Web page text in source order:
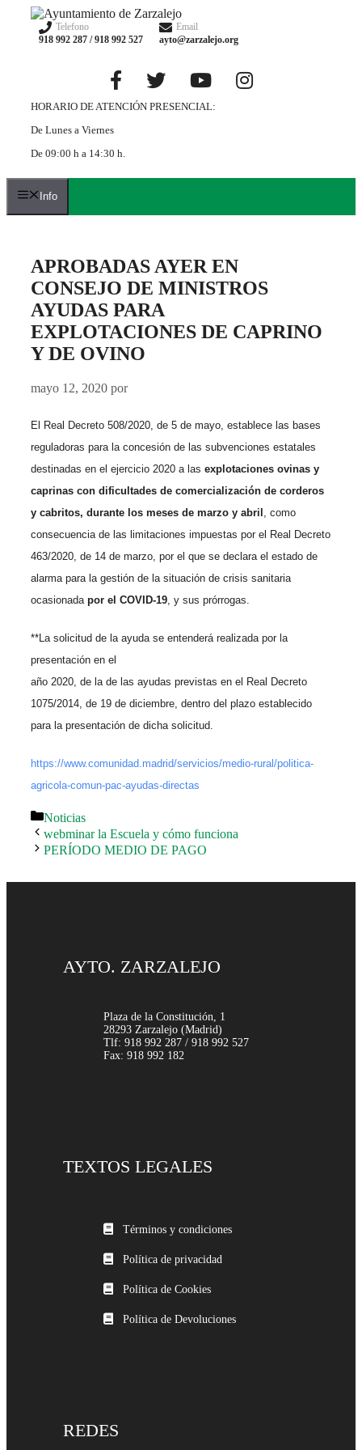
Saltar
contenido
Telefono
918 992 287 / 918 992 527
Email
ayto@zarzalejo.org
HORARIO DE ATENCIÓN PRESENCIAL:
De Lunes a Viernes
De 09:00 h a 14:30 h.
Info
APROBADAS AYER EN
CONSEJO DE MINISTROS
AYUDAS PARA
EXPLOTACIONES DE CAPRINO
Y DE OVINO
mayo 12, 2020 por
El Real Decreto 508/2020, de 5 de mayo, establece las bases
reguladoras para la concesión de las subvenciones estatales
destinadas en el ejercicio 2020 a las explotaciones ovinas y
caprinas con dificultades de comercialización de corderos
y cabritos, durante los meses de marzo y abril
, como
consecuencia de las limitaciones impuestas por el Real Decreto
463/2020, de 14 de marzo, por el que se declara el estado de
alarma para la gestión de la situación de crisis sanitaria
ocasionada por el COVID-19 , y sus prórrogas.
**La solicitud de la ayuda se entenderá realizada por la
presentación en el
año 2020, de la de las ayudas previstas en el Real Decreto
1075/2014, de 19 de diciembre, dentro del plazo establecido
para la presentación de dicha solicitud.
https://www.comunidad.madrid/servicios/medio-rural/politica-
agricola-comun-pac-ayudas-directas
Categorías
Noticias
webminar la Escuela y cómo funciona
PERÍODO MEDIO DE PAGO
AYTO. ZARZALEJO
Plaza de la Constitución, 1
28293 Zarzalejo (Madrid)
Tlf: 918 992 287 / 918 992 527
Fax: 918 992 182
TEXTOS LEGALES
Términos y condiciones
Política de privacidad
Política de Cookies
Política de Devoluciones
REDES